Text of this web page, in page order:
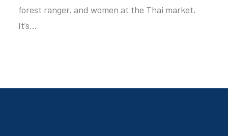
forest ranger, and women at the Thai market.
It’s…